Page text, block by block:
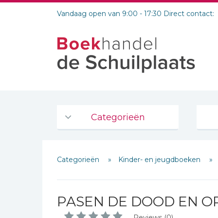
Vandaag open van 9:00 - 17:30 Direct contact:
Categorieën
De Bijbel
Bijbelse Dagboeken 2026
Bijbelstudie groepen
Categorieën Kinder- en jeugdboeken
PASEN DE DOOD EN